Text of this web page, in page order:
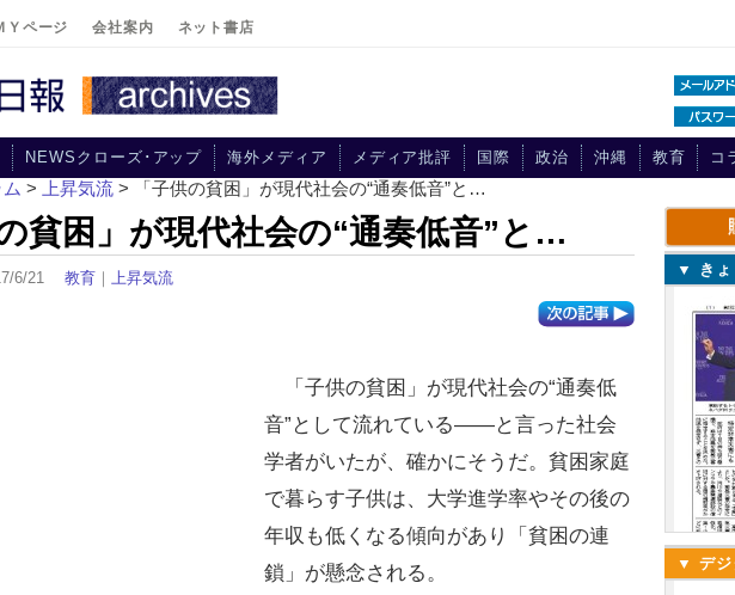
Ｙページ 会社案内 ネット書店
NEWSクローズ･アップ 海外メディア メディア批評 国際 政治 沖縄 教育 コ
> 上昇気流 > 「子供の貧困」が現代社会の“通奏低音”と…
の貧困」が現代社会の“通奏低音”と…
6/21 教育 ｜ 上昇気流
「子供の貧困」が現代社会の“通奏低
音”として流れている――と言った社会
学者がいたが、確かにそうだ。貧困家庭
で暮らす子供は、大学進学率やその後の
年収も低くなる傾向があり「貧困の連
鎖」が懸念される。
▼ きょ
▼ デジ